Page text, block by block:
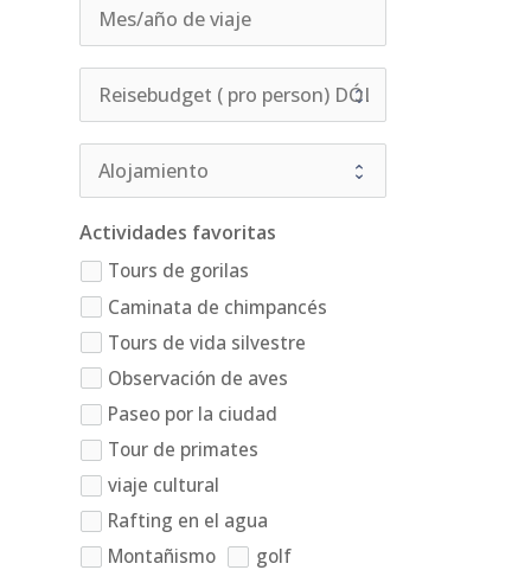
Actividades favoritas
Tours de gorilas
Caminata de chimpancés
Tours de vida silvestre
Observación de aves
Paseo por la ciudad
Tour de primates
viaje cultural
Rafting en el agua
Montañismo
golf